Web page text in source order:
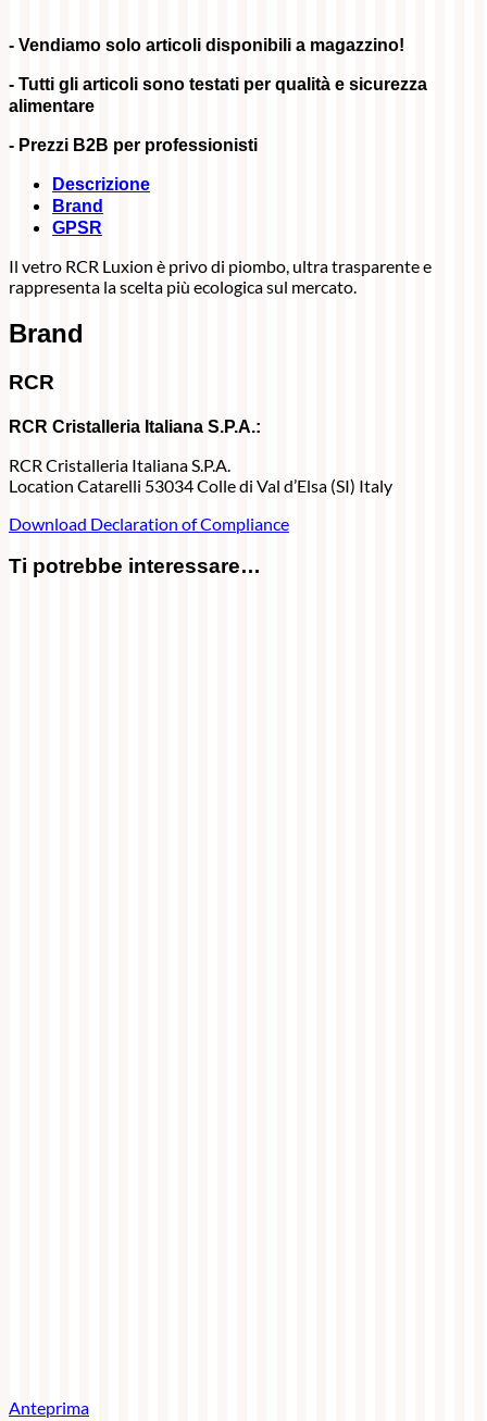
- Vendiamo solo articoli disponibili a magazzino!
- Tutti gli articoli sono testati per qualità e sicurezza
alimentare
- Prezzi B2B per professionisti
Descrizione
Brand
GPSR
Il vetro RCR Luxion è privo di piombo, ultra trasparente e
rappresenta la scelta più ecologica sul mercato.
Brand
RCR
RCR Cristalleria Italiana S.P.A.:
RCR Cristalleria Italiana S.P.A.
Location Catarelli 53034 Colle di Val d’Elsa (SI) Italy
Download Declaration of Compliance
Ti potrebbe interessare…
Anteprima